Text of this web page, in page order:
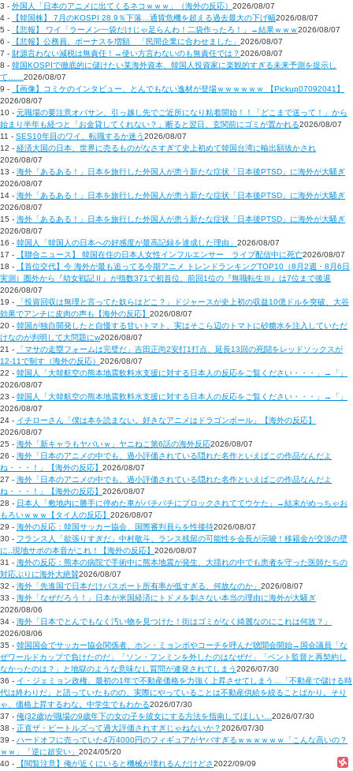
3 - 外国人「日本のアニメに出てくるネコｗｗｗ」（海外の反応） 2026/08/07
4 -
【韓国株】 7月のKOSPI 28.9％下落…通貨危機を超える過去最大の下げ幅2026/08/07
5 -
【悲報】 ワイ「ラーメン一袋だけじゃ足らんわ！二袋作ったろ！」→結果ｗｗｗ2026/08/07
6 -
【悲報】公務員、ボーナスを増額 「民間企業に合わせました」 2026/08/07
7 - 財源言わない減税は無責任！→使い方言わないのも無責任では？2026/08/07
8 - 韓国KOSPIで徹底的に儲けたい某海外資本、韓国人投資家に楽観的すぎる未来予測を提示し
て……2026/08/07
9 -
【画像】コミケのインタビュー、とんでもない逸材が登場ｗｗｗｗｗｗ 【Pickup07092041】
2026/08/07
10 - 元職場の要注意オバサン、引っ越し先でご近所になり粘着開始！！「どこまで送って！」から
始まり半年も経つと「お金貸してくれない？」断ると翌日、玄関前にゴミが置かれる2026/08/07
11 - SES10年目のワイ、転職するか迷う2026/08/07
12 - 経済大国の日本、世界に売るものがなさすぎて史上初めて韓国台湾に輸出額抜かされ
2026/08/07
13 - 海外「あるある！」日本を旅行した外国人が患う新たな症状「日本後PTSD」に海外が大騒ぎ
2026/08/07
14 - 海外「あるある！」日本を旅行した外国人が患う新たな症状「日本後PTSD」に海外が大騒ぎ
2026/08/07
15 - 海外「あるある！」日本を旅行した外国人が患う新たな症状「日本後PTSD」に海外が大騒ぎ
2026/08/07
16 - 韓国人「韓国人の日本への好感度が最高記録を達成した理由」 2026/08/07
17 -
【聯合ニュース】 韓国在住の日本人女性インフルエンサー ライブ配信中に死亡2026/08/07
18 -
【首位交代】今 海外が最も追ってる今期アニメ トレンドランキングTOP10（8月2週・8月6日
実測）圏外から『幼女戦記Ⅱ』が指数371で初首位、前回1位の『無職転生Ⅲ』は7位まで後退
2026/08/07
19 -
「投資回収は無理と言ってた奴らはどこ？」ドジャースが史上初の収益10億ドルを突破、大谷
効果でアンチに皮肉の声も【海外の反応】 2026/08/07
20 - 韓国が独自開発したと自慢する甘いトマト、実はそこら辺のトマトに砂糖水を注入していただ
けなのが判明して大問題にw2026/08/07
21 -
「マサの走塁フォームは完璧だ」吉田正尚2安打1打点、延長13回の死闘をレッドソックスが
12-11で制す（海外の反応） 2026/08/07
22 - 韓国人「大韓航空の熊本地震飲料水支援に対する日本人の反応をご覧ください・・・」→「」
2026/08/07
23 - 韓国人「大韓航空の熊本地震飲料水支援に対する日本人の反応をご覧ください・・・」→「」
2026/08/07
24 - イチローさん「僕は本を読まない。好きなアニメはドラゴンボール」【海外の反応】
2026/08/07
25 - 海外「新キャラもヤバいｗ」ヤニねこ第6話の海外反応2026/08/07
26 - 海外「日本のアニメの中でも、過小評価されている隠れた名作といえばこの作品なんだよ
ね・・・！」【海外の反応】 2026/08/07
27 - 海外「日本のアニメの中でも、過小評価されている隠れた名作といえばこの作品なんだよ
ね・・・！」【海外の反応】 2026/08/07
28 - 日本人「敷地内に勝手に停めた車がバチバチにブロックされててウケた」→結末がめっちゃお
もろいｗｗｗ【タイ人の反応】 2026/08/07
29 - 海外の反応：韓国サッカー協会、国際審判員らを性接待2026/08/07
30 - フランス人「欲張りすぎだ」中村敬斗、ランス残留の可能性を会長が示唆！移籍金が交渉の壁
に..現地サポの本音がこれ！【海外の反応】 2026/08/07
31 - 海外の反応：熊本の病院で手術中に熊本地震が発生、大揺れの中でも患者を守った医師たちの
対応ぶりに海外大絶賛2026/08/07
32 - 海外「先進国で日本だけパスポート所有率が低すぎる、何故なのか」 2026/08/07
33 - 海外「なぜだろう！」日本が米国経済にトドメを刺さない本当の理由に海外が大騒ぎ
2026/08/06
34 - 海外「日本でとんでもなく汚い物を見つけた！街はゴミがなく綺麗なのにこれは何故？」
2026/08/06
35 - 韓国国会でサッカー協会関係者、ホン・ミョンボやコーチを呼んだ聴聞会開始→国会議員「な
ぜワールドカップで負けたのだ」「ソン・フンミンを外したのはなぜだ」「ベント監督と再契約し
なかったのは？」と地獄のような意味なし質問が連発されてしまう2026/07/30
36 - イ・ジェミョン政権、最初の1年で不動産価格を力強く上昇させてしまう…「不動産で儲ける時
代は終わりだ」と語っていたものの、実際にやっていることは不動産供給を絞ることばかり。そり
ゃ、価格上昇するわな。中学生でもわかる2026/07/30
37 - 俺(32歳)が職場の9歳年下の女の子を彼女にする方法を指南してほしい…2026/07/30
38 - 正直ザ・ビートルズって過大評価されすぎじゃねないか？2026/07/30
39 - ハードオフに売っていた4万4000円のフィギュアがヤバすぎるｗｗｗｗｗｗ「こんな高いの？
ｗｗ」「逆に超安い」 2024/05/20
40 -
【閲覧注意】俺が近くにいると機械が壊れるんだけどさ2022/09/09